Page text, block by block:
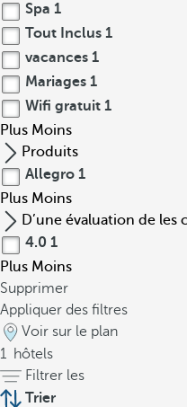
Spa 1
Tout Inclus 1
vacances 1
Mariages 1
Wifi gratuit 1
Plus Moins
Produits
Allegro 1
Plus Moins
D’une évaluation de les
4.0 1
Plus Moins
Supprimer
Appliquer des filtres
Voir sur le plan
1 hôtels
Filtrer les
Trier